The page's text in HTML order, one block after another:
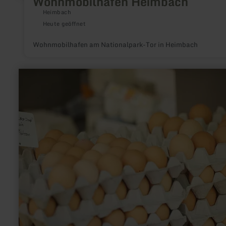
Heimbach
Heute geöffnet
Wohnmobilhafen am Nationalpark-Tor in Heimbach